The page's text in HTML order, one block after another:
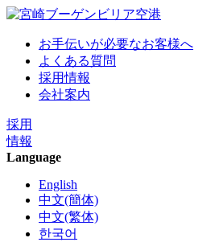
お手伝いが必要なお客様へ
よくある質問
採用情報
会社案内
採用
情報
Language
English
中文(簡体)
中文(繁体)
한국어